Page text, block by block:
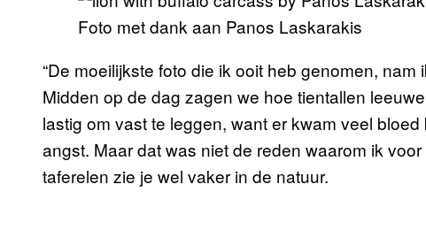
Foto met dank aan Panos Laskarakis
“De moeilijkste foto die ik ooit heb genomen,
Midden op de dag zagen we hoe tientallen
lastig om vast te leggen, want er kwam veel
angst. Maar dat was niet de reden waarom ik
taferelen zie je wel vaker in de natuur.